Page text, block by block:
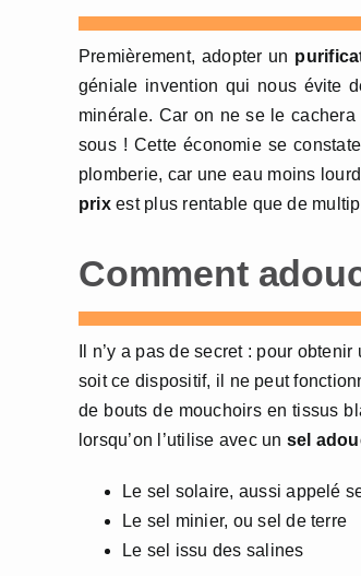
Premièrement, adopter un
géniale invention qui nous évite
minérale. Car on ne se le cachera
sous ! Cette économie se
plomberie, car une eau moins
prixest plus rentable que de
Comment
Il n’y a pas de secret : pour
soit ce dispositif, il ne peut
de bouts de mouchoirs en tissus
lorsqu’on l’utilise avec un sel
Le sel solaire, aussi appelé
Le sel minier, ou sel de terre
Le sel issu des salines